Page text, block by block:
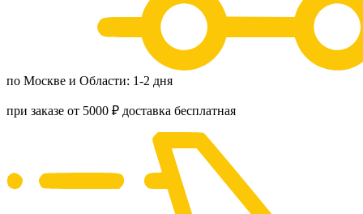
по Москве и Области: 1-2 дня
при заказе от 5000 ₽ доставка бесплатная